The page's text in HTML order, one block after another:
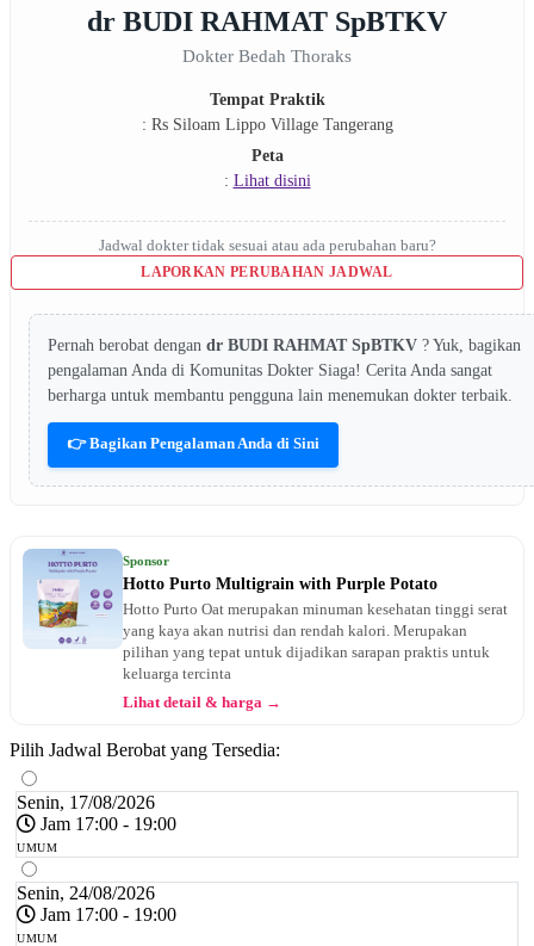
dr BUDI RAHMAT SpBTKV
Dokter Bedah Thoraks
Tempat Praktik
: Rs Siloam Lippo Village Tangerang
Peta
: Lihat disini
Jadwal dokter tidak sesuai atau ada perubahan baru?
LAPORKAN PERUBAHAN JADWAL
Pernah berobat dengan dr BUDI RAHMAT SpBTKV ? Yuk, bagikan
pengalaman Anda di Komunitas Dokter Siaga! Cerita Anda sangat
berharga untuk membantu pengguna lain menemukan dokter terbaik.
👉 Bagikan Pengalaman Anda di Sini
Sponsor
Hotto Purto Multigrain with Purple Potato
Hotto Purto Oat merupakan minuman kesehatan tinggi serat
yang kaya akan nutrisi dan rendah kalori. Merupakan
pilihan yang tepat untuk dijadikan sarapan praktis untuk
keluarga tercinta
Lihat detail & harga →
Pilih Jadwal Berobat yang Tersedia:
Senin, 17/08/2026
Jam 17:00 - 19:00
UMUM
Senin, 24/08/2026
Jam 17:00 - 19:00
UMUM